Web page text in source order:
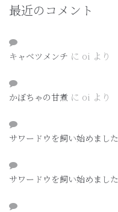
最近のコメント
キャベツメンチ に oi より
かぼちゃの甘煮 に oi より
サワードウを飼い始めました
サワードウを飼い始めました